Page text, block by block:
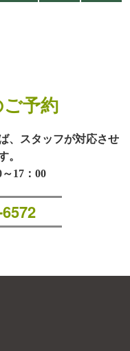
予約
、スタッフが対応させ
。
17：00